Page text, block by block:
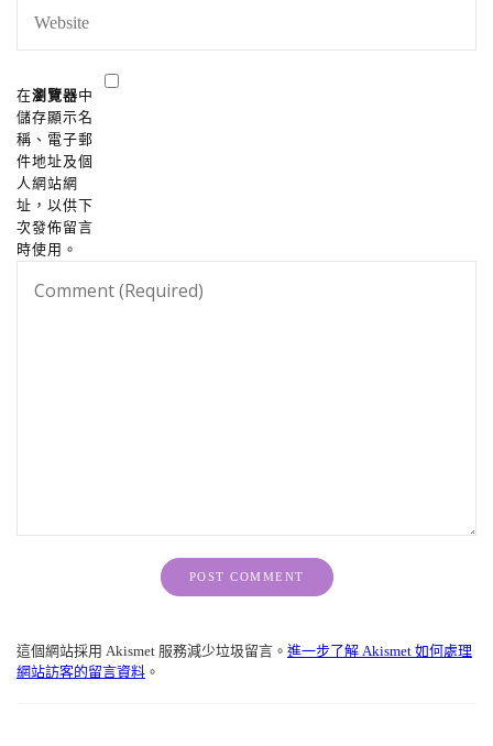
在瀏覽器中
儲存顯示名
稱、電子郵
件地址及個
人網站網
址，以供下
次發佈留言
時使用。
這個網站採用 Akismet 服務減少垃圾留言。 進一步了解 Akismet 如何處理
網站訪客的留言資料 。